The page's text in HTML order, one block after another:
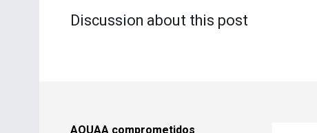
Discussion about this post